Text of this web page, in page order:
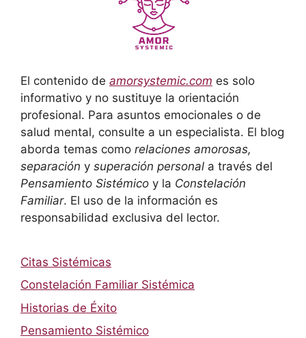
El contenido de amorsystemic.com es solo
informativo y no sustituye la orientación
profesional. Para asuntos emocionales o de
salud mental, consulte a un especialista. El blog
aborda temas como relaciones amorosas,
separación y superación personal a través del
Pensamiento Sistémico y la Constelación
Familiar. El uso de la información es
responsabilidad exclusiva del lector.
Citas Sistémicas
Constelación Familiar Sistémica
Historias de Éxito
Pensamiento Sistémico